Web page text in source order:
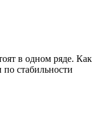
в одном ряде. Как
по стабильности